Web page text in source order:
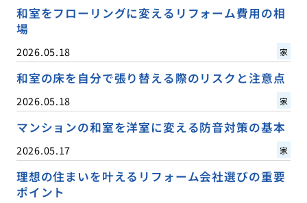
和室をフローリングに変えるリフォーム費用の相
場
2026.05.18 家
和室の床を自分で張り替える際のリスクと注意点
2026.05.18 家
マンションの和室を洋室に変える防音対策の基本
2026.05.17 家
理想の住まいを叶えるリフォーム会社選びの重要
ポイント